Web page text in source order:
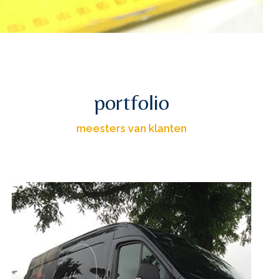
portfolio
meesters van klanten